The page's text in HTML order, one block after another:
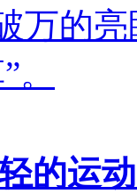
万的
的运